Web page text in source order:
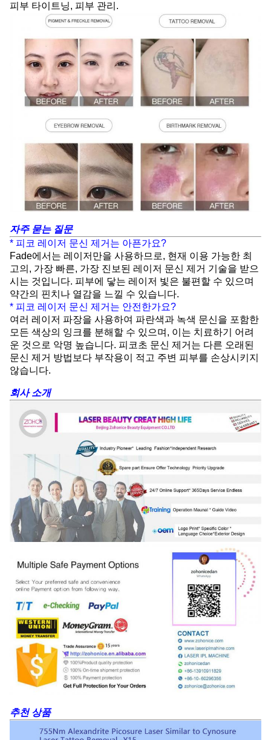
피부 타이트닝, 피부 관리.
자주 묻는 질문
* 피코 레이저 문신 제거는 아픈가요?
Fade에서는 레이저만을 사용하므로, 현재 이용 가능한 최
고의, 가장 빠른, 가장 진보된 레이저 문신 제거 기술을 받으
시는 것입니다. 피부에 닿는 레이저 빛은 불편할 수 있으며
약간의 핀치나 열감을 느낄 수 있습니다.
* 피코 레이저 문신 제거는 안전한가요?
여러 레이저 파장을 사용하여 파란색과 녹색 문신을 포함한
모든 색상의 잉크를 분해할 수 있으며, 이는 치료하기 어려
운 것으로 악명 높습니다. 피코초 문신 제거는 다른 오래된
문신 제거 방법보다 부작용이 적고 주변 피부를 손상시키지
않습니다.
회사 소개
추천 상품